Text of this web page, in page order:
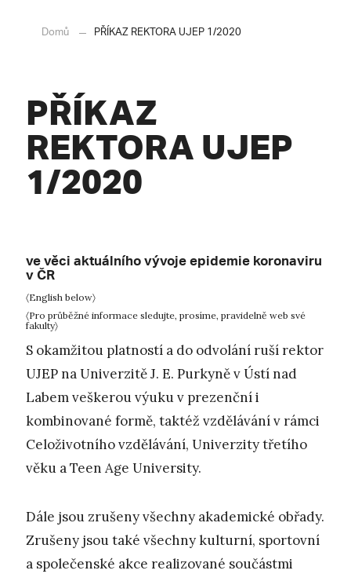
Domů PŘÍKAZ REKTORA UJEP 1/2020
PŘÍKAZ
REKTORA UJEP
1/2020
ve věci aktuálního vývoje epidemie koronaviru
v ČR
〈English below〉
〈Pro průběžné informace sledujte, prosíme, pravidelně web své
fakulty〉
S okamžitou platností a do odvolání ruší rektor
UJEP na Univerzitě J. E. Purkyně v Ústí nad
Labem veškerou výuku v prezenční i
kombinované formě, taktéž vzdělávání v rámci
Celoživotního vzdělávání, Univerzity třetího
věku a Teen Age University.
Dále jsou zrušeny všechny akademické obřady.
Zrušeny jsou také všechny kulturní, sportovní
a společenské akce realizované součástmi